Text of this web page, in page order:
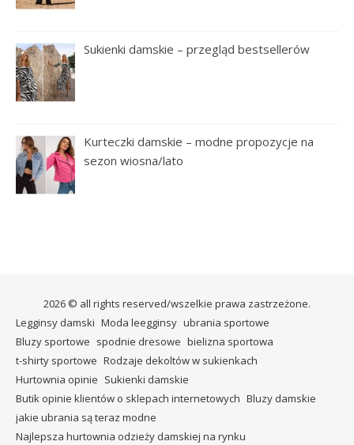
Sukienki damskie – przegląd bestsellerów
Kurteczki damskie – modne propozycje na
sezon wiosna/lato
2026 © all rights reserved/wszelkie prawa zastrzeżone.
Legginsy damski Moda leegginsy ubrania sportowe
Bluzy sportowe spodnie dresowe bielizna sportowa
t-shirty sportowe Rodzaje dekoltów w sukienkach
Hurtownia opinie Sukienki damskie
Butik opinie klientów o sklepach internetowych Bluzy damskie
jakie ubrania są teraz modne
Najlepsza hurtownia odzieży damskiej na rynku